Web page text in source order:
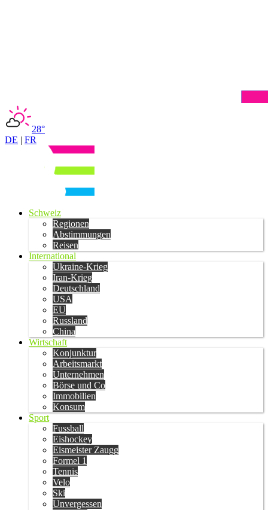
28°
DE | FR
Schweiz
Regionen
Abstimmungen
Reisen
International
Ukraine-Krieg
Iran-Krieg
Deutschland
USA
EU
Russland
China
Wirtschaft
Konjunktur
Arbeitsmarkt
Unternehmen
Börse und Co
Immobilien
Konsum
Sport
Fussball
Eishockey
Eismeister Zaugg
Formel 1
Tennis
Velo
Ski
Unvergessen